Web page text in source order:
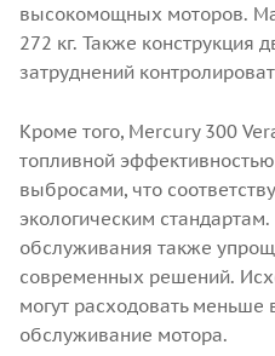
высокомощных моторов.
272 кг. Также конструкция
затруднений
Кроме того, Mercury 300
топливной
выбросами, что
экологическим
обслуживания также
современных решений.
могут расходовать меньше
обслуживание мотора.